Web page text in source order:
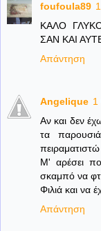
foufoula89
ΚΑΛΟ
ΣΑΝ ΚΑΙ
Απάντηση
Angelique 1
Αν και δεν
τα
Μ' αρέσει
σκαμπό να
Φιλιά και να
Απάντηση